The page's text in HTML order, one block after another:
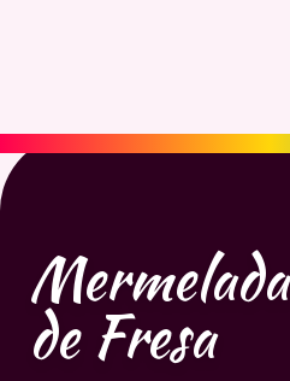
Mermelada
de Fresa